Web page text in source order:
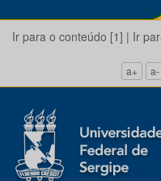
Ir para o conteúdo [1] | Ir
a+ a-